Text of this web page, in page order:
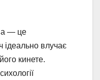
— це
ідеально влучає
кинете.